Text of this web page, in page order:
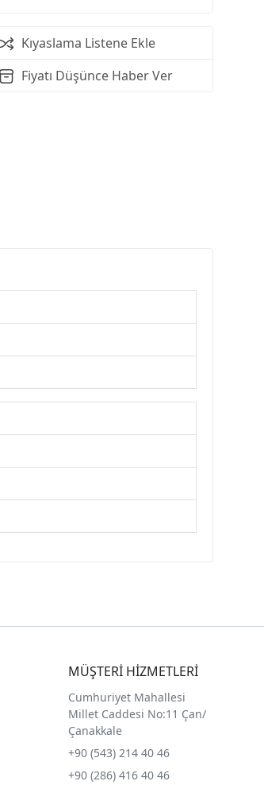
Kıyaslama Listene Ekle
Fiyatı Düşünce Haber Ver
MÜŞTERİ HİZMETLERİ
Cumhuriyet Mahallesi
Millet Caddesi No:11 Çan/
Çanakkale
+90 (543) 214 40 46
+90 (286) 416 40 46